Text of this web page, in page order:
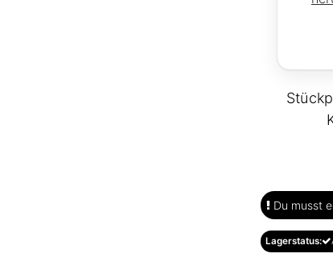
Du musst
Lagerstatus: